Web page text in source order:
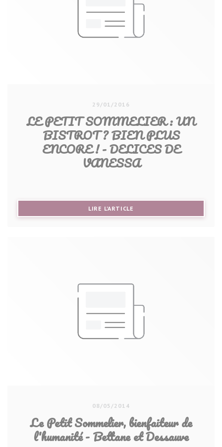
29/01/2016
LE PETIT SOMMELIER : UN
BISTROT ? BIEN PLUS
ENCORE ! - DELICES DE
VANESSA
LIRE L'ARTICLE
08/05/2014
Le Petit Sommelier, bienfaiteur de
l'humanité - Bettane et Dessauve